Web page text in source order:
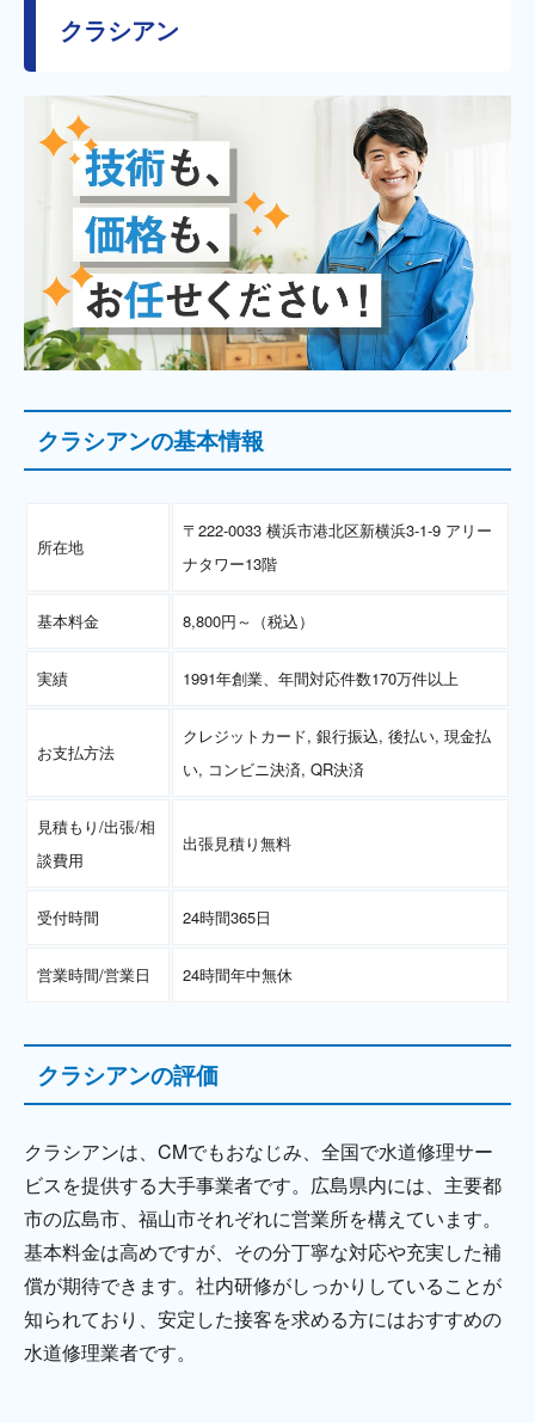
クラシアン
クラシアンの基本情報
所在地
〒222-0033 横浜市港北区新横浜3-1-9 アリー
ナタワー13階
基本料金 8,800円～（税込）
実績 1991年創業、年間対応件数170万件以上
お支払方法
クレジットカード, 銀行振込, 後払い, 現金払
い, コンビニ決済, QR決済
見積もり/出張/相
談費用
出張見積り無料
受付時間 24時間365日
営業時間/営業日 24時間年中無休
クラシアンの評価
クラシアンは、CMでもおなじみ、全国で水道修理サー
ビスを提供する大手事業者です。広島県内には、主要都
市の広島市、福山市それぞれに営業所を構えています。
基本料金は高めですが、その分丁寧な対応や充実した補
償が期待できます。社内研修がしっかりしていることが
知られており、安定した接客を求める方にはおすすめの
水道修理業者です。